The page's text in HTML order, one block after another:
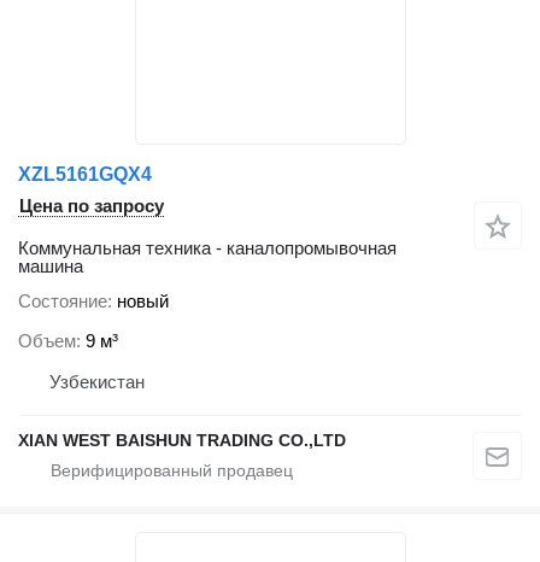
XZL5161GQX4
Цена по запросу
Коммунальная техника - каналопромывочная
машина
Состояние новый
Объем 9 м³
Узбекистан
XIAN WEST BAISHUN TRADING CO.,LTD